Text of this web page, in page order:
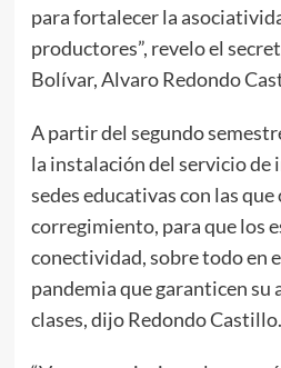
para fortalecer la
productores”, revelo el
Bolívar, Alvaro Redondo
A partir del segundo
la instalación del servicio de
sedes educativas con las que
corregimiento, para que los
conectividad, sobre todo en
pandemia que garanticen su
clases, dijo Redondo Castillo.